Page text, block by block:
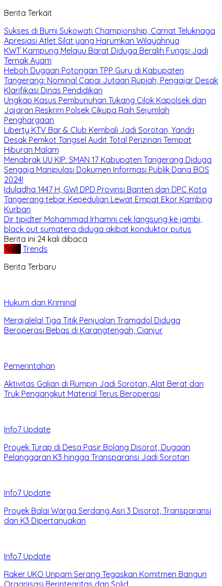
Berita Terkait
Sukses di Bumi Sukowati Championship, Camat Teluknaga
Apresiasi Atlet Silat yang Harumkan Wilayahnya
KWT Kampung Melayu Barat Diduga Beralih Fungsi Jadi
Ternak Ayam
Heboh Dugaan Potongan TPP Guru di Kabupaten
Tangerang: Nominal Capai Jutaan Rupiah, Pengajar Desak
Klarifikasi Dinas Pendidikan
Ungkap Kasus Pembunuhan Tukang Cilok Kapolsek dan
Jajaran Reskrim Polsek Cikupa Raih Sejumlah
Penghargaan
Liberty KTV Bar & Club Kembali Jadi Sorotan, Yandri
Desak Pemkot Tangsel Audit Total Perizinan Tempat
Hiburan Malam
Menabrak UU KIP: SMAN 17 Kabupaten Tangerang Diduga
Sengaja Manipulasi Dokumen Informasi Publik Dana BOS
2024!
Iduladha 1447 H, GWI DPD Provinsi Banten dan DPC Kota
Tangerang tebar Kepedulian Lewat Empat Ekor Kambing
Kurban
Dir tipidter Mohammad Irhamni cek langsung ke jambi,
black out sumatera diduga akibat konduktor putus
Berita ini 24 kali dibaca
Tag : Trends
Berita Terbaru
Hukum dan Kriminal
Merajalela! Tiga Titik Penjualan Tramadol Diduga
Beroperasi Bebas di Karangtengah, Cianjur
Pemerintahan
Aktivitas Galian di Rumpin Jadi Sorotan, Alat Berat dan
Truk Pengangkut Material Terus Beroperasi
Info7 Update
Proyek Turap di Desa Pasir Bolang Disorot, Dugaan
Pelanggaran K3 hingga Transparansi Jadi Sorotan
Info7 Update
Proyek Balai Warga Serdang Asri 3 Disorot, Transparansi
dan K3 Dipertanyakan
Info7 Update
Raker UKO Unpam Serang Tegaskan Komitmen Bangun
Organisasi Berintegritas dan Solid